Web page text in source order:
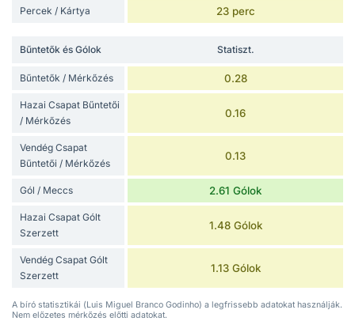
Percek / Kártya 23 perc
Bűntetők és Gólok Statiszt.
Bűntetők / Mérkőzés 0.28
Hazai Csapat Bűntetői
/ Mérkőzés
0.16
Vendég Csapat
Bűntetői / Mérkőzés
0.13
Gól / Meccs 2.61 Gólok
Hazai Csapat Gólt
Szerzett
1.48 Gólok
Vendég Csapat Gólt
Szerzett
1.13 Gólok
A bíró statisztikái (Luis Miguel Branco Godinho) a legfrissebb adatokat használják.
Nem előzetes mérkőzés előtti adatokat.